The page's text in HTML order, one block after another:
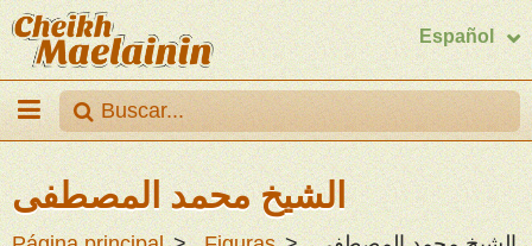
Español
الشيخ محمد المصطفى